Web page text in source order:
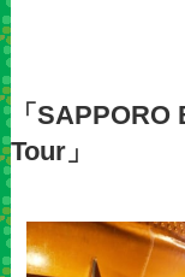
「SAPPORO
Tour」